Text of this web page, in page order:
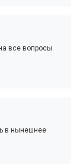
все вопросы
в нынешнее